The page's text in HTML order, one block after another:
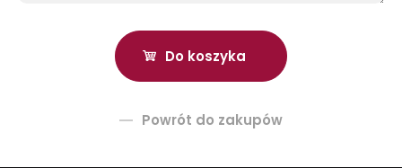
Powrót do zakupów